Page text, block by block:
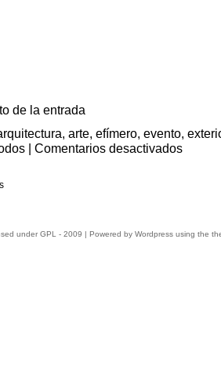
de la entrada
, arte, efímero, evento,
| Comentarios desactivadosEl
under GPL - 2009 | Powered by Wordpress using the